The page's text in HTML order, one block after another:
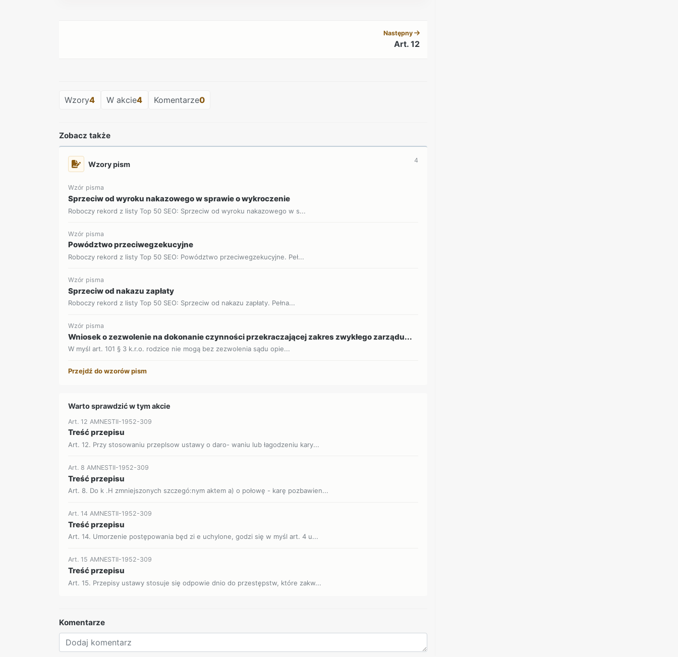
Następny
Art. 12
Wzory4 W akcie4 Komentarze0
Zobacz także
Wzory pism 4
Wzór pisma
Sprzeciw od wyroku nakazowego w sprawie o wykroczenie
Roboczy rekord z listy Top 50 SEO: Sprzeciw od wyroku nakazowego w s...
Wzór pisma
Powództwo przeciwegzekucyjne
Roboczy rekord z listy Top 50 SEO: Powództwo przeciwegzekucyjne. Peł...
Wzór pisma
Sprzeciw od nakazu zapłaty
Roboczy rekord z listy Top 50 SEO: Sprzeciw od nakazu zapłaty. Pełna...
Wzór pisma
Wniosek o zezwolenie na dokonanie czynności przekraczającej zakres zwykłego zarządu...
W myśl art. 101 § 3 k.r.o. rodzice nie mogą bez zezwolenia sądu opie...
Przejdź do wzorów pism
Warto sprawdzić w tym akcie
Art. 12 AMNESTII-1952-309
Treść przepisu
Art. 12. Przy stosowaniu przeplsow ustawy o daro- waniu lub łagodzeniu kary...
Art. 8 AMNESTII-1952-309
Treść przepisu
Art. 8. Do k .H zmniejszonych szczegó:nym aktem a) o połowę - karę pozbawien...
Art. 14 AMNESTII-1952-309
Treść przepisu
Art. 14. Umorzenie postępowania będ zi e uchylone, godzi się w myśl art. 4 u...
Art. 15 AMNESTII-1952-309
Treść przepisu
Art. 15. Przepisy ustawy stosuje się odpowie dnio do przestępstw, które zakw...
Komentarze